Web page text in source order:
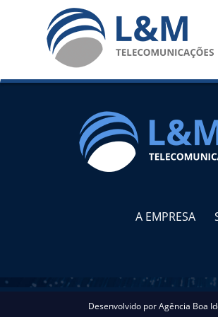
A EMPRESA
Desenvolvido porAgência Boa